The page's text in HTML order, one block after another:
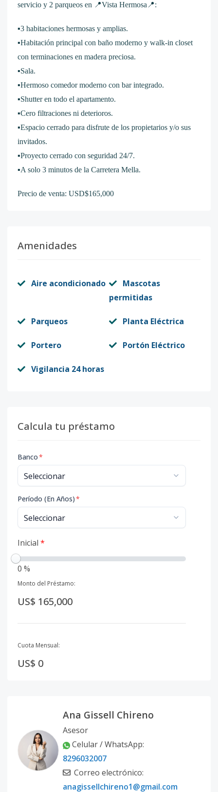
servicio y 2 parqueos en 📍Vista Hermosa📍:
▪️3 habitaciones hermosas y amplias.
▪️Habitación principal con baño moderno y walk-in closet
con terminaciones en madera preciosa.
▪️Sala.
▪️Hermoso comedor moderno con bar integrado.
▪️Shutter en todo el apartamento.
▪️Cero filtraciones ni deterioros.
▪️Espacio cerrado para disfrute de los propietarios y/o sus
invitados.
▪️Proyecto cerrado con seguridad 24/7.
▪️A solo 3 minutos de la Carretera Mella.
Precio de venta: USD$165,000
Amenidades
Aire acondicionado
Mascotas
permitidas
Parqueos Planta Eléctrica
Portero Portón Eléctrico
Vigilancia 24 horas
Calcula tu préstamo
Banco*
Período (En Años)*
Inicial *
0 %
Monto del Préstamo:
US$ 165,000
Cuota Mensual:
US$ 0
Ana Gissell Chireno
Asesor
Celular / WhatsApp:
8296032007
Correo electrónico:
anagissellchireno1@gmail.com